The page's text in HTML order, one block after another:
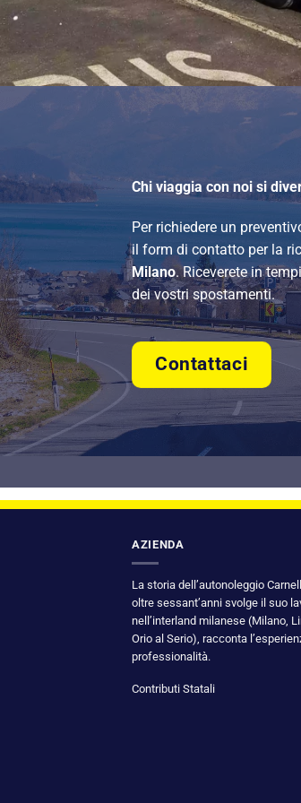
Chi viaggia con noi si
Per richiedere un
il form di contatto per la
Milano. Riceverete in
dei vostri spostamenti.
Contattaci
AZIENDA
La storia dell’autonoleggio
oltre sessant’anni svolge il suo
nell’interland milanese (Milano,
Orio al Serio), racconta
professionalità.
Contributi Statali